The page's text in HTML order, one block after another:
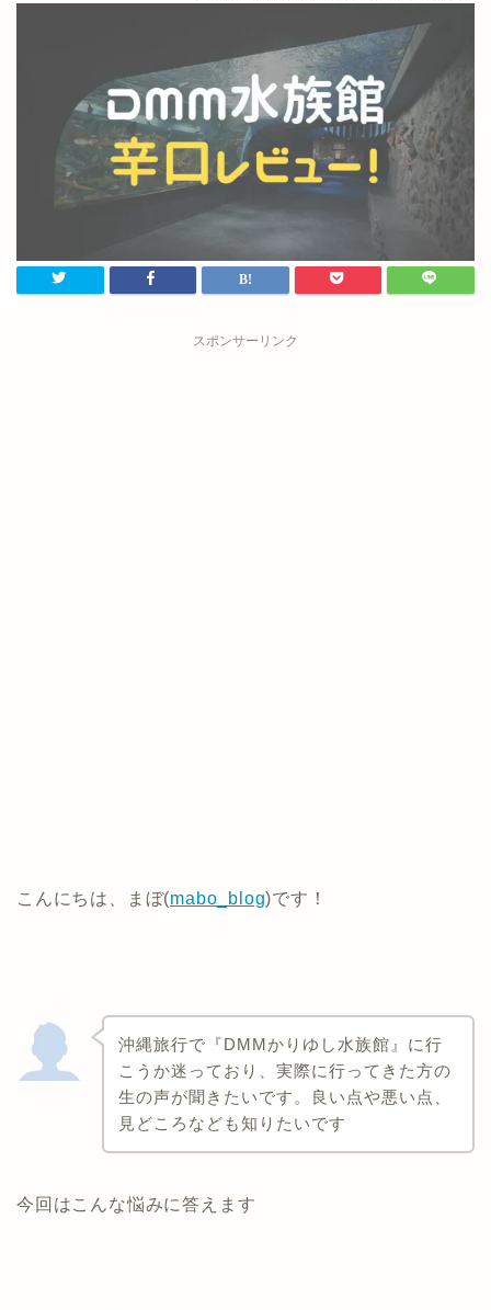
スポンサーリンク
こんにちは、まぼ(mabo_blog)です！
沖縄旅行で『DMMかりゆし水族館』に行
こうか迷っており、実際に行ってきた方の
生の声が聞きたいです。良い点や悪い点、
見どころなども知りたいです
今回はこんな悩みに答えます